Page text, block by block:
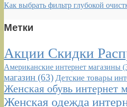
Как выбрать фильтр глубокой
Метки
Акции Скидки
Американские интернет магазины
магазин (63) Детские товары
Женская обувь интернет
Женская одежда